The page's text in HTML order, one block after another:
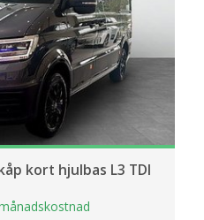
kort hjulbas L3 TDI